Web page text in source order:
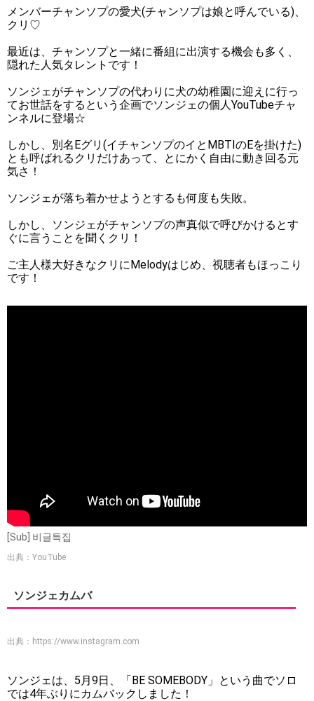
メンバーチャンソプの愛犬(チャンソプは娘と呼んでいる)、
クリ♡
最近は、チャンソプと一緒に番組に出演する機会も多く、
隠れた人気タレントです！
ソンジェがチャンソプの代わりに犬の幼稚園に迎えに行っ
てお世話をするという企画でソンジェの個人YouTubeチャ
ンネルに登場☆
しかし、別名Eグリ(イチャンソプのイとMBTIのEを掛けた)
とも呼ばれるクリだけあって、とにかく自由に動き回る元
気さ！
ソンジェが落ち着かせようとするも何度も失敗。
しかし、ソンジェがチャンソプの声真似で呼びかけるとす
ぐに言うことを聞くクリ！
ご主人様大好きなクリにMelodyはじめ、視聴者もほっこり
です！
[Sub] 비글특집
出典：YouTube
ソンジェカムバ
出典： https://www.instagram.com
ソンジェは、5月9日、「BE SOMEBODY」という曲でソロ
では4年ぶりにカムバックしました！